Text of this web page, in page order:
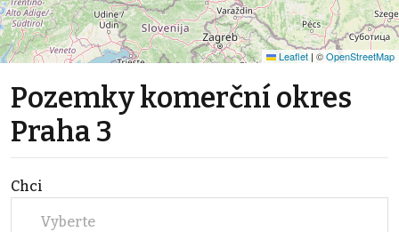
Leaflet | ©OpenStreetMap
Pozemky komerční okres
Praha 3
Chci
Vyberte